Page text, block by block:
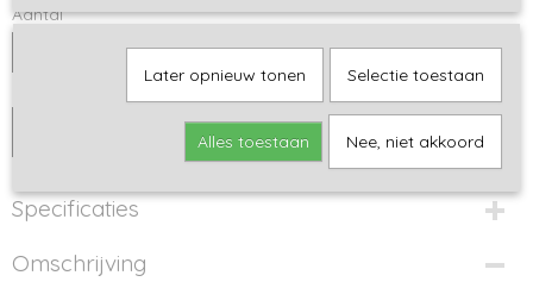
Aantal
IN WINKELWAGEN
Specificaties
Productcode
180-241
Omschrijving
Later opnieuw tonen Selectie toestaan
Alles toestaan Nee, niet akkoord